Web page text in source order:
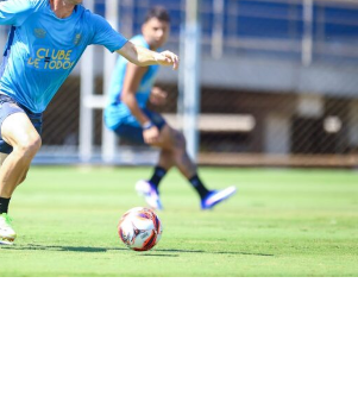
de 26 anos, deverá ser titular
É, sem dúvida, uma grande
mostrar à comissão técnica que
vaga definitiva no time principal.
protegendo os zagueiros, dará
Villasanti aparecer no ataque.
ver também: Grenal 446 tem data